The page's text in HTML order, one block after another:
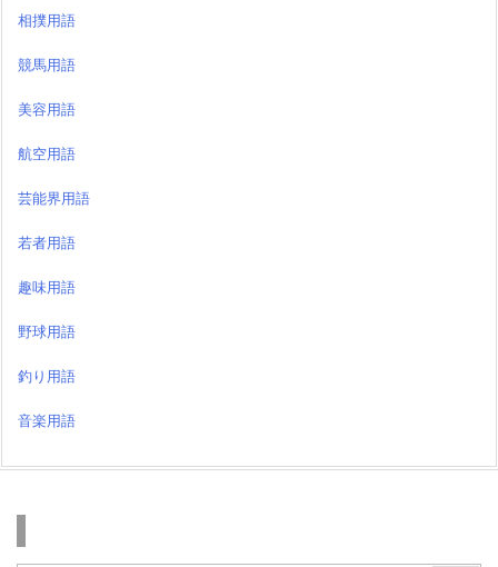
相撲用語
競馬用語
美容用語
航空用語
芸能界用語
若者用語
趣味用語
野球用語
釣り用語
音楽用語